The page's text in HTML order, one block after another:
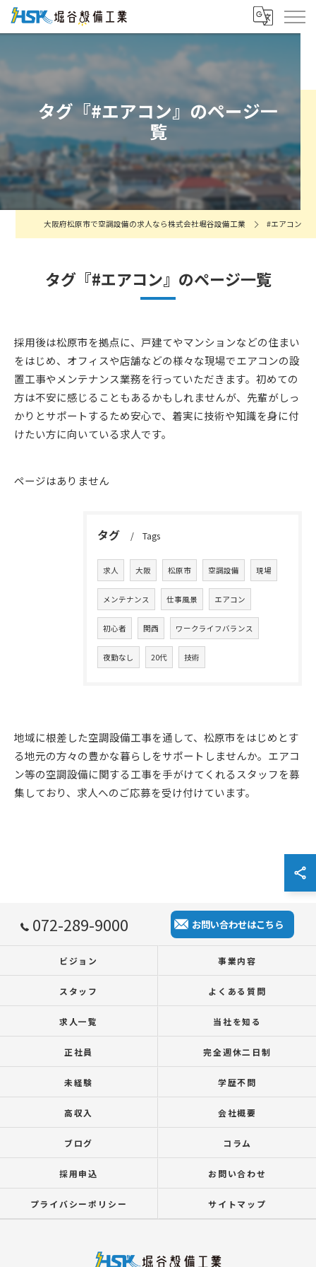
タグ『#エアコン』のページ一
覧
大阪府松原市で空調設備の求人なら株式会社堀谷設備工業 #エアコン
タグ『#エアコン』のページ一覧
採用後は松原市を拠点に、戸建てやマンションなどの住まい
をはじめ、オフィスや店舗などの様々な現場でエアコンの設
置工事やメンテナンス業務を行っていただきます。初めての
方は不安に感じることもあるかもしれませんが、先輩がしっ
かりとサポートするため安心で、着実に技術や知識を身に付
けたい方に向いている求人です。
ページはありません
タグ Tags
求人 大阪 松原市 空調設備 現場
メンテナンス 仕事風景 エアコン
初心者 関西 ワークライフバランス
夜勤なし 20代 技術
地域に根差した空調設備工事を通して、松原市をはじめとす
る地元の方々の豊かな暮らしをサポートしませんか。エアコ
ン等の空調設備に関する工事を手がけてくれるスタッフを募
集しており、求人へのご応募を受け付けています。
072-289-9000 お問い合わせはこちら
ビジョン 事業内容
スタッフ よくある質問
求人一覧 当社を知る
正社員 完全週休二日制
未経験 学歴不問
高収入 会社概要
ブログ コラム
採用申込 お問い合わせ
プライバシーポリシー サイトマップ